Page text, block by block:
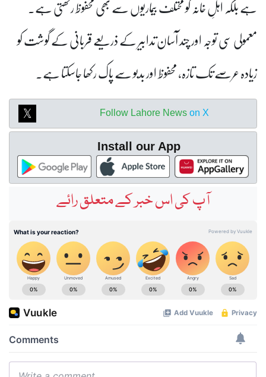
ہے بلکہ اہلِ خانہ کو مختلف بیماریوں سے بھی محفوظ رکھتی ہے۔
معمولی سی توجہ اور چند آسان تدابیر کے ذریعے قربانی کے گوشت کو
زیادہ عرصے تک تازہ، محفوظ اور بدبو سے پاک رکھا جاسکتا ہے۔
Follow Lahore News on X
Install our App
آپ کی اس خبر کے متعلق رائے